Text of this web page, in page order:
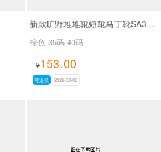
新款旷野堆堆靴短靴马丁靴SA33036
棕色 35码-40码
¥153.00
可退换 2026-08-08